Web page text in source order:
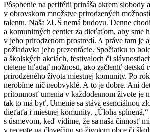
Pôsobenie na periférii prináša okrem slobody
v obrovskom množstve prirodzených
talentu. Naša ZUŠ nemá budovu. Denne
a komunitných centier za dieťaťom, aby sme
v jeho prirodzenom prostredí. A práve tam je
požiadavka jeho prezentácie. Spočiatku to
a školských akciách, festivaloch či
cielene hľadať možnosti, ako začleniť detskú
prirodzeného života miestnej komunity. Po
nerobíme nič neobvyklé. A to je dobre. Ani
prítomnosť umenia v každodennom živote je
tak to má byť. Umenie sa stáva esenciálnou
dieťaťa i miestnej komunity. „Úloha splnená,“
s úsmevom, keď vidíme, že sa naša činnosť
v recepte na človečinu so životom obce či